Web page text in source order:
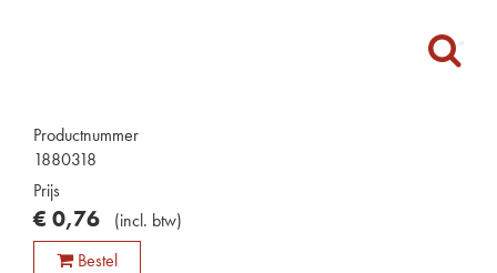
Productnummer
1880318
Prijs
€ 0,76 (incl. btw)
Bestel